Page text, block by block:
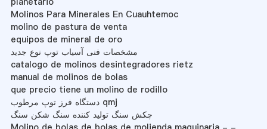
Molinos Para Minerales En Cuauhtemoc
molino de pastura de venta
equipos de mineral de oro
مشخصات فنی آسیاب توپ نوع جدید
catalogo de molinos desintegradores rietz
manual de molinos de bolas
que precio tiene un molino de rodillo
دستگاه فرز توپ مرطوب qmj
چکش سنگ تولید کننده سنگ شکن سنگ